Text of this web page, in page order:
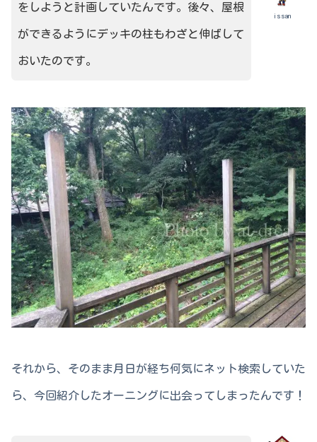
issan
をしようと計画していたんです。後々、屋根
ができるようにデッキの柱もわざと伸ばして
おいたのです。
それから、そのまま月日が経ち何気にネット検索していた
ら、今回紹介したオーニングに出会ってしまったんです！